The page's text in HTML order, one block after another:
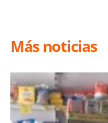
Más noticias